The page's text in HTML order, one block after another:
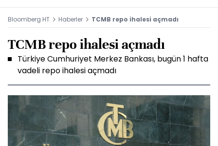
Bloomberg HT Haberler TCMB repo ihalesi açmadı
TCMB repo ihalesi açmadı
Türkiye Cumhuriyet Merkez Bankası, bugün 1 hafta
vadeli repo ihalesi açmadı